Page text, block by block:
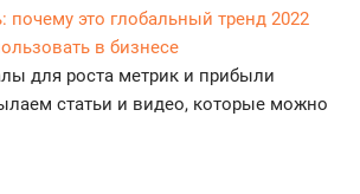
почему это глобальный тренд 2022
в бизнесе
для роста метрик и прибыли
статьи и видео, которые можно